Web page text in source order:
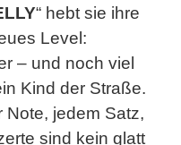
“ hebt sie ihre
Level:
– und noch viel
Kind der Straße.
Note, jedem Satz,
sind kein glatt